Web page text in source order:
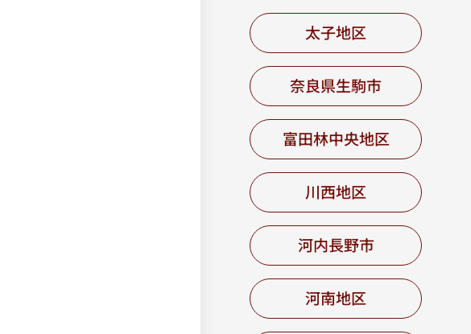
太子地区
奈良県生駒市
富田林中央地区
川西地区
河内長野市
河南地区